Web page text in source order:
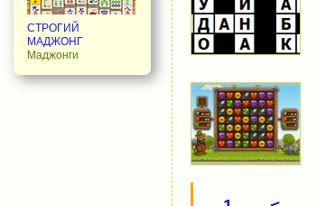
СТРОГИЙ
МАДЖОНГ
Маджонги